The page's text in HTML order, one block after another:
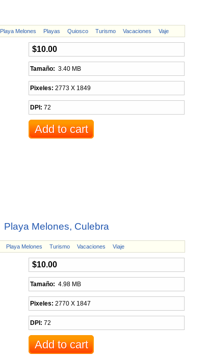
Playa Melones Playas Quiosco Turismo Vacaciones Vaje
$10.00
Tamaño: 3.40 MB
Pixeles: 2773 X 1849
DPI: 72
Playa Melones, Culebra
Playa Melones Turismo Vacaciones Viaje
$10.00
Tamaño: 4.98 MB
Pixeles: 2770 X 1847
DPI: 72